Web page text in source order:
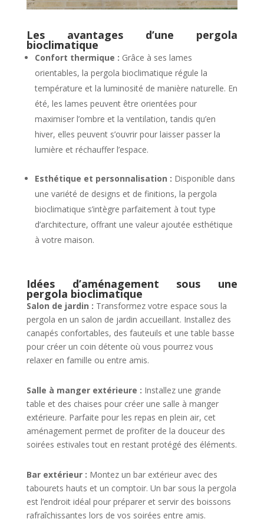
Les avantages d’une pergola
bioclimatique
Confort thermique : Grâce à ses lames
orientables, la pergola bioclimatique régule la
température et la luminosité de manière naturelle. En
été, les lames peuvent être orientées pour
maximiser l’ombre et la ventilation, tandis qu’en
hiver, elles peuvent s’ouvrir pour laisser passer la
lumière et réchauffer l’espace.
Esthétique et personnalisation : Disponible dans
une variété de designs et de finitions, la pergola
bioclimatique s’intègre parfaitement à tout type
d’architecture, offrant une valeur ajoutée esthétique
à votre maison.
Idées d’aménagement sous une
pergola bioclimatique
Salon de jardin : Transformez votre espace sous la
pergola en un salon de jardin accueillant. Installez des
canapés confortables, des fauteuils et une table basse
pour créer un coin détente où vous pourrez vous
relaxer en famille ou entre amis.
Salle à manger extérieure : Installez une grande
table et des chaises pour créer une salle à manger
extérieure. Parfaite pour les repas en plein air, cet
aménagement permet de profiter de la douceur des
soirées estivales tout en restant protégé des éléments.
Bar extérieur : Montez un bar extérieur avec des
tabourets hauts et un comptoir. Un bar sous la pergola
est l’endroit idéal pour préparer et servir des boissons
rafraîchissantes lors de vos soirées entre amis.